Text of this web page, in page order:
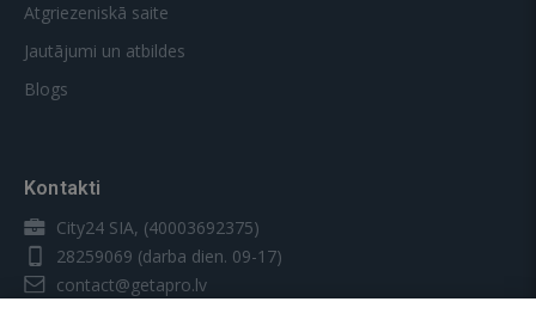
Atgriezeniskā saite
Jautājumi un atbildes
Blogs
Kontakti
City24 SIA, (40003692375)
28259069 (darba dien. 09-17)
contact@getapro.lv